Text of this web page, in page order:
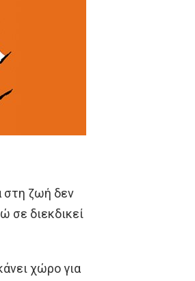
στη ζωή δεν
σε διεκδικεί
χώρο για